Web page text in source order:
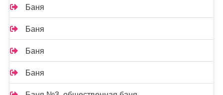
Баня
Баня
Баня
Баня